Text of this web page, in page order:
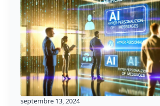
septembre 13, 2024